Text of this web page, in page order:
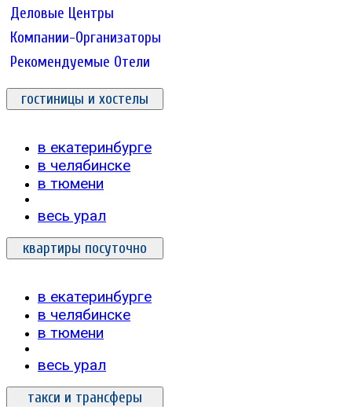
Деловые Центры
Компании-Организаторы
Рекомендуемые Отели
гостиницы и хостелы
в екатеринбурге
в челябинске
в тюмени
весь урал
квартиры посуточно
в екатеринбурге
в челябинске
в тюмени
весь урал
такси и трансферы